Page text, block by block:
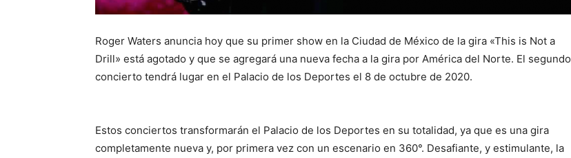
Roger Waters anuncia hoy que su primer show en la Ciudad de México de la gira «This is Not a
Drill» está agotado y que se agregará una nueva fecha a la gira por América del Norte. El segundo
concierto tendrá lugar en el Palacio de los Deportes el 8 de octubre de 2020.
Estos conciertos transformarán el Palacio de los Deportes en su totalidad, ya que es una gira
completamente nueva y, por primera vez con un escenario en 360°. Desafiante, y estimulante, la